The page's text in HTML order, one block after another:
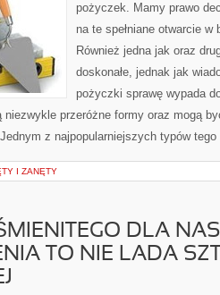
pożyczek. Mamy prawo
na te spełniane otwarcie
Również jedna jak oraz
doskonałe, jednak jak
pożyczki sprawę wypada
niezwykle przeróżne formy oraz mogą
z najpopularniejszych typów
I ZANĘTY
DLA NAS
TO NIE LADA